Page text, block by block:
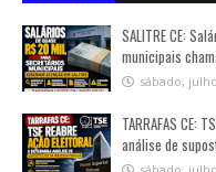
SALITRE CE:
municipais
sábado,
TARRAFAS CE:
análise de